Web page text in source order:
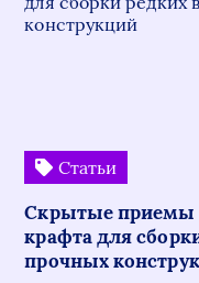
Статьи
Скрытые приемы
крафта для
прочных